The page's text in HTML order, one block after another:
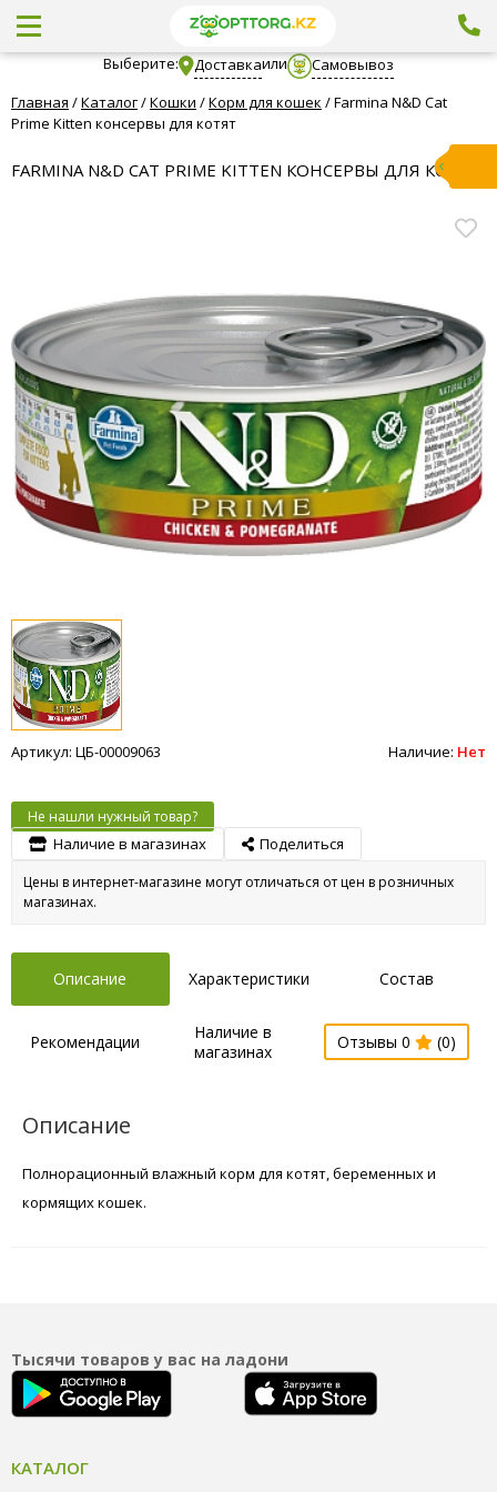
Выберите: Доставкаили
Самовывоз
Главная /Каталог/Кошки /Корм для кошек /Farmina N&D Cat
Prime Kitten консервы для котят
FARMINA N&D CAT PRIME KITTEN КОНСЕРВЫ ДЛЯ КОТЯТ
Артикул: ЦБ-00009063 Наличие: Нет
Не нашли нужный товар?
Наличие в магазинах Поделиться
Цены в интернет-магазине могут отличаться от цен в розничных
магазинах.
Описание Характеристики Состав
Рекомендации
Наличие в
магазинах
Отзывы 0 (0)
Описание
Полнорационный влажный корм для котят, беременных и
кормящих кошек.
Тысячи товаров у вас на ладони
КАТАЛОГ